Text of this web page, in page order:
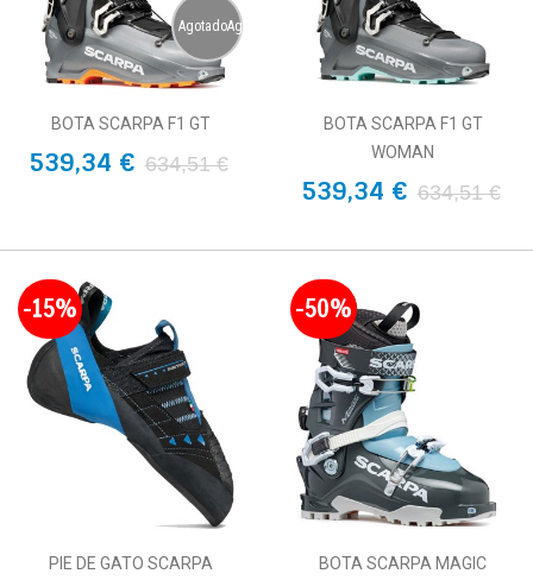
AgotadoAgotado
BOTA SCARPA F1 GT
539,34 € 634,51 €
BOTA SCARPA F1 GT
WOMAN
539,34 € 634,51 €
-15%
PIE DE GATO SCARPA
-50%
BOTA SCARPA MAGIC